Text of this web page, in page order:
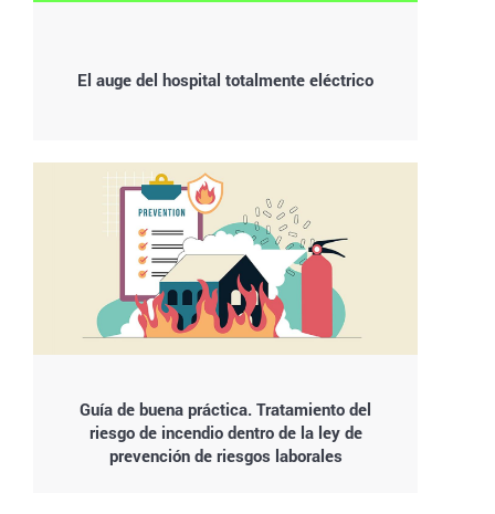
El auge del hospital totalmente eléctrico
Guía de buena práctica. Tratamiento del
riesgo de incendio dentro de la ley de
prevención de riesgos laborales